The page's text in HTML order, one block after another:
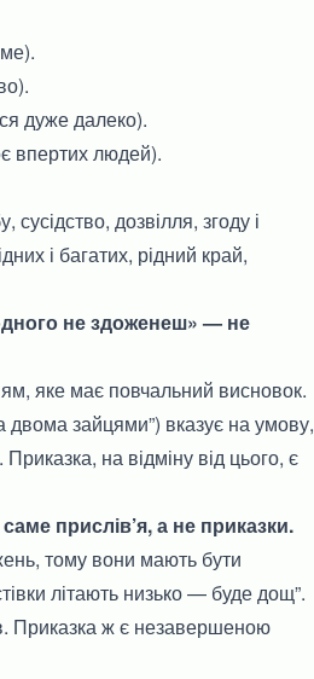
дуже далеко).
впертих людей).
дозвілля, згоду і
і багатих, рідний край,
не здоженеш» — не
яке має повчальний висновок.
двома зайцями”) вказує на умову,
на відміну від цього, є
прислів’я, а не приказки.
тому вони мають бути
літають низько — буде дощ”.
Приказка ж є незавершеною